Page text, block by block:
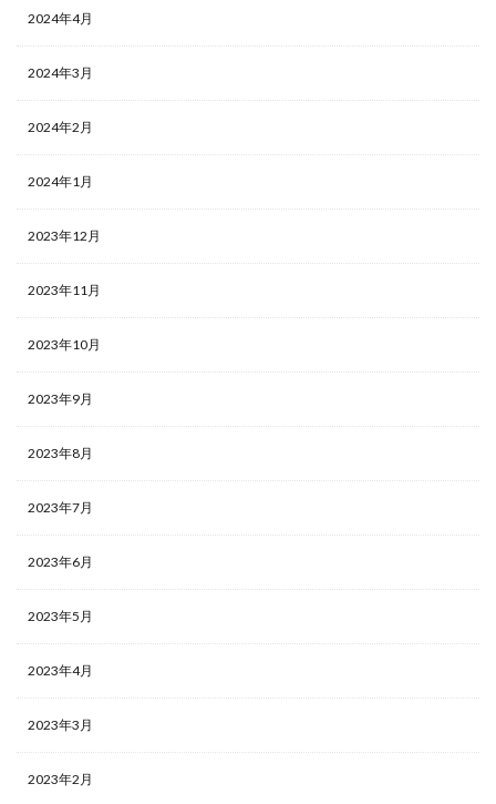
2024年4月
2024年3月
2024年2月
2024年1月
2023年12月
2023年11月
2023年10月
2023年9月
2023年8月
2023年7月
2023年6月
2023年5月
2023年4月
2023年3月
2023年2月